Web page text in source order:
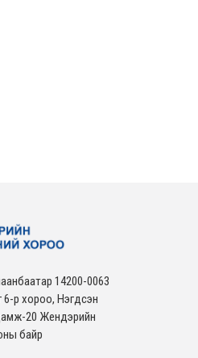
14200-0063
6-р хороо, Нэгдсэн
20 Жендэрийн
байр